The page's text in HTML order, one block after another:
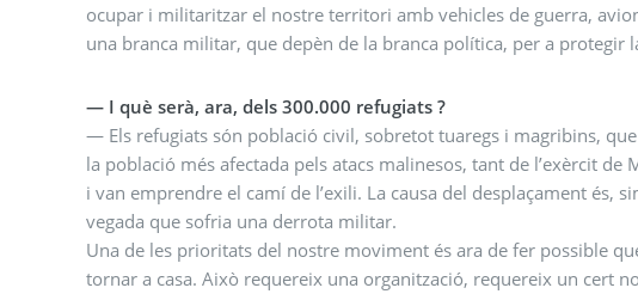
ocupar i militaritzar el nostre territori amb vehicles de guerra,
una branca militar, que depèn de la branca política, per a
— I què serà, ara, dels 300.000 refugiats ?
— Els refugiats són població civil, sobretot tuaregs i magribins,
la població més afectada pels atacs malinesos, tant de l’exèrcit
i van emprendre el camí de l’exili. La causa del desplaçament és,
vegada que sofria una derrota militar.
Una de les prioritats del nostre moviment és ara de fer possible
tornar a casa. Això requereix una organització, requereix un cert